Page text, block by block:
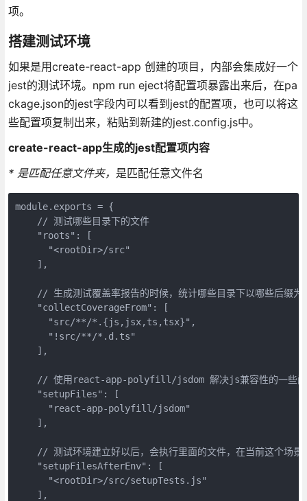
项。
搭建测试环境
如果是用create-react-app 创建的项目，内部会集成好一个
jest的测试环境。npm run eject将配置项暴露出来后，在pa
ckage.json的jest字段内可以看到jest的配置项，也可以将这
些配置项复制出来，粘贴到新建的jest.config.js中。
create-react-app生成的jest配置项内容
* 是匹配任意文件夹， 是匹配任意文件名
module.exports = {
    // 测试哪些目录下的文件
    "roots": [
      "<rootDir>/src"
    ],
// 生成测试覆盖率报告的时候，统计哪些目录下以哪些后缀
    "collectCoverageFrom": [
      "src/**/*.{js,jsx,ts,tsx}",
      "!src/**/*.d.ts"
    ],
// 使用react-app-polyfill/jsdom 解决js兼容性的一些
    "setupFiles": [
      "react-app-polyfill/jsdom"
    ],
// 测试环境建立好以后，会执行里面的文件，在当前这个
    "setupFilesAfterEnv": [
      "<rootDir>/src/setupTests.js"
    ],